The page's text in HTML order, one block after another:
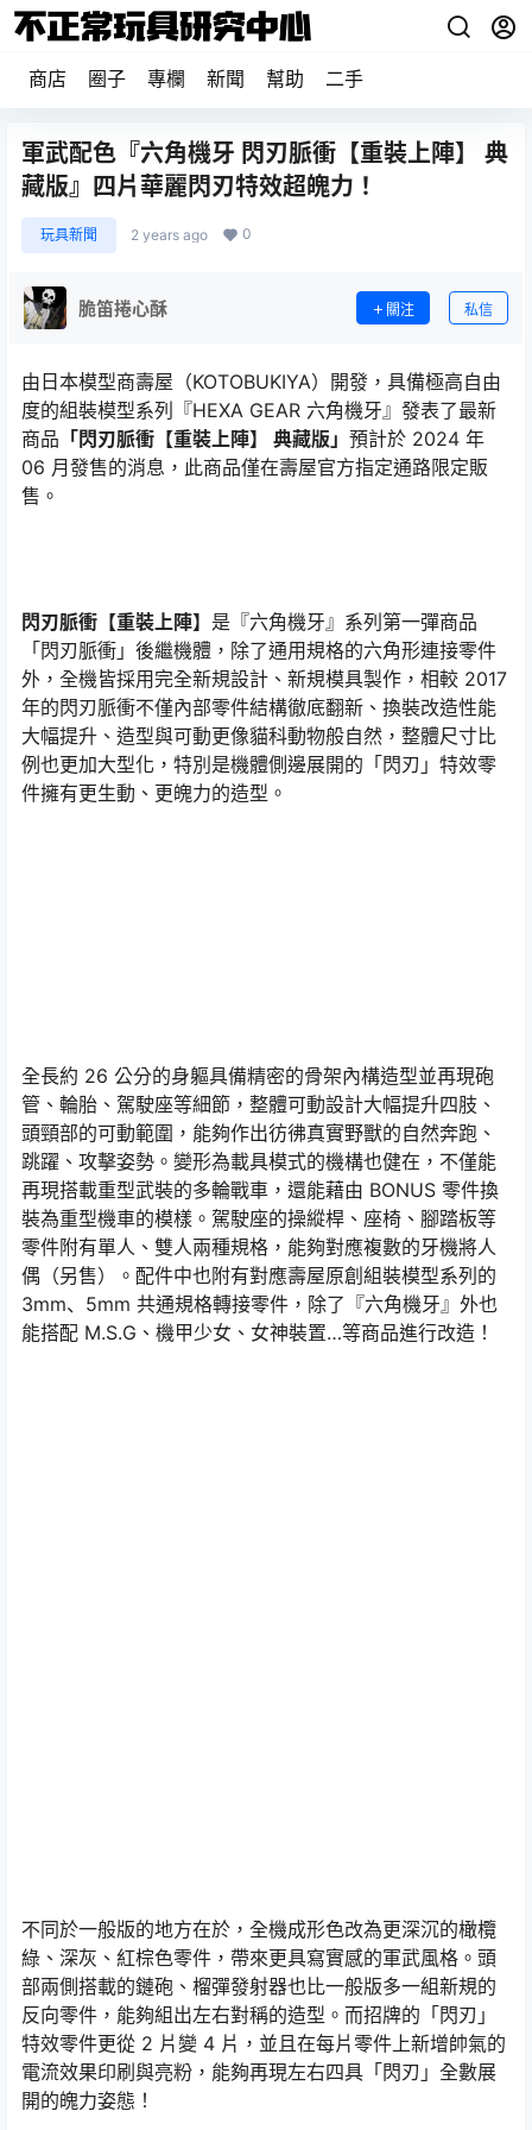
商店 圈子 專欄 新聞 幫助 二手
軍武配色『六角機牙 閃刃脈衝【重裝上陣】 典
藏版』四片華麗閃刃特效超魄力！
玩具新聞 2 years ago 0
脆笛捲心酥 關注 私信
由日本模型商壽屋（KOTOBUKIYA）開發，具備極高自由
度的組裝模型系列『HEXA GEAR 六角機牙』發表了最新
商品 「閃刃脈衝【重裝上陣】 典藏版」 預計於 2024 年
06 月發售的消息，此商品僅在壽屋官方指定通路限定販
售。
閃刃脈衝【重裝上陣】 是『六角機牙』系列第一彈商品
「閃刃脈衝」後繼機體，除了通用規格的六角形連接零件
外，全機皆採用完全新規設計、新規模具製作，相較 2017
年的閃刃脈衝不僅內部零件結構徹底翻新、換裝改造性能
大幅提升、造型與可動更像貓科動物般自然，整體尺寸比
例也更加大型化，特別是機體側邊展開的「閃刃」特效零
件擁有更生動、更魄力的造型。
全長約 26 公分的身軀具備精密的骨架內構造型並再現砲
管、輪胎、駕駛座等細節，整體可動設計大幅提升四肢、
頭頸部的可動範圍，能夠作出彷彿真實野獸的自然奔跑、
跳躍、攻擊姿勢。變形為載具模式的機構也健在，不僅能
再現搭載重型武裝的多輪戰車，還能藉由 BONUS 零件換
裝為重型機車的模樣。駕駛座的操縱桿、座椅、腳踏板等
零件附有單人、雙人兩種規格，能夠對應複數的牙機將人
偶（另售）。配件中也附有對應壽屋原創組裝模型系列的
3mm、5mm 共通規格轉接零件，除了『六角機牙』外也
能搭配 M.S.G、機甲少女、女神裝置…等商品進行改造！
不同於一般版的地方在於，全機成形色改為更深沉的橄欖
綠、深灰、紅棕色零件，帶來更具寫實感的軍武風格。頭
部兩側搭載的鏈砲、榴彈發射器也比一般版多一組新規的
反向零件，能夠組出左右對稱的造型。而招牌的「閃刃」
特效零件更從 2 片變 4 片，並且在每片零件上新增帥氣的
電流效果印刷與亮粉，能夠再現左右四具「閃刃」全數展
開的魄力姿態！